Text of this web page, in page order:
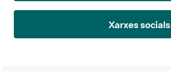
Xarxes socials